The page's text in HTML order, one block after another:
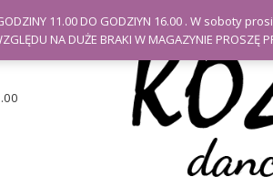
GODZINY 11.00 DO GODZIYN 16.00 . W
NA DUŻE BRAKI W MAGAZYNIE PROSZĘ